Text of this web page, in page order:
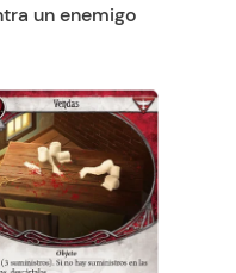
un enemigo